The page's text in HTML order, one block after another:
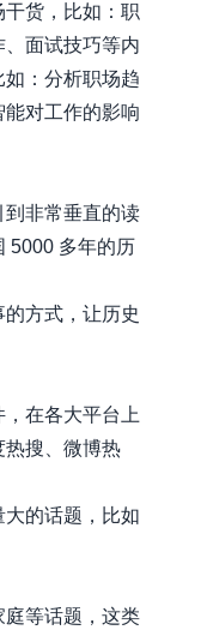
货，比如：职
面试技巧等内
：分析职场趋
对工作的影响
到非常垂直的读
5000 多年的历
方式，让历史
在各大平台上
热搜、微博热
的话题，比如
等话题，这类